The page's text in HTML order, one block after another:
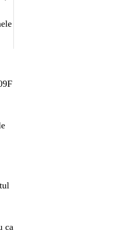
ca